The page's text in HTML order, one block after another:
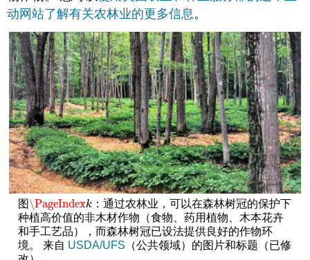
动网站了解有关农林业的更多信息 。
图\PageIndexk
\PageIndexk ：通过农林业，可以在森林树冠的保护下
种植高价值的非木材作物（食物、药用植物、木本花卉
和手工艺品），而森林树冠已设法提供良好的作物环
境。 来自 USDA/UFS （公共领域）的图片和标题（已修